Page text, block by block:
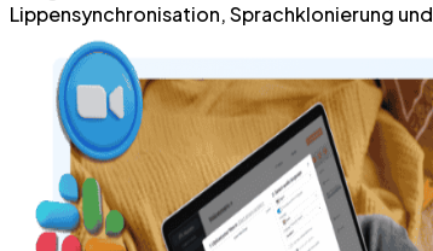
Lippensynchronisation, Sprachklonierung